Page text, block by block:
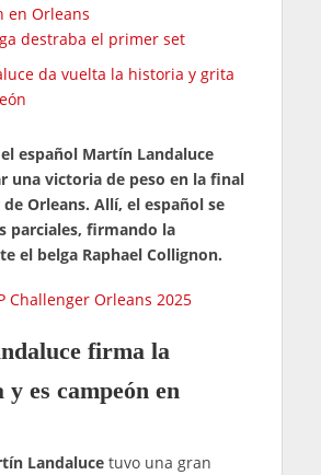
en Orleans
destraba el primer set
da vuelta la historia y grita
español Martín Landaluce
una victoria de peso en la final
Orleans. Allí, el español se
parciales, firmando la
el belga Raphael Collignon.
Challenger Orleans 2025
firma la
es campeón en
Landalucetuvo una gran